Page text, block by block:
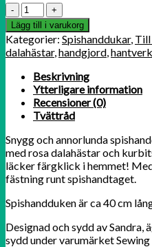
Spishandduk
Dalahästar
rosa/grå
mängd
Lägg till i varukorg
Kategorier: Spishanddukar, Till
dalahästar,handgjord,hantverk
Beskrivning
Ytterligare information
Recensioner (0)
Tvättråd
Snygg och annorlunda
med rosa dalahästar och
läcker färgklick i hemmet!
fästning runt spishandtaget.
Spishandduken är ca 40 cm
Designad och sydd av Sandra,
sydd under varumärket